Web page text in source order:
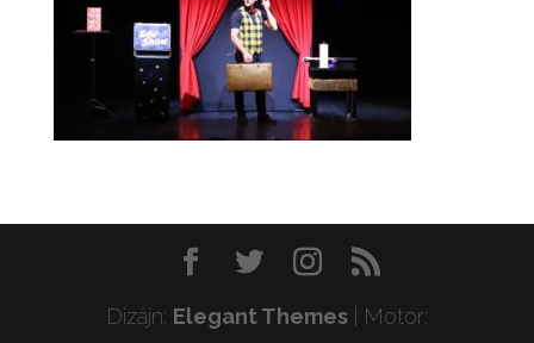
Dizájn: Elegant Themes| Motor: